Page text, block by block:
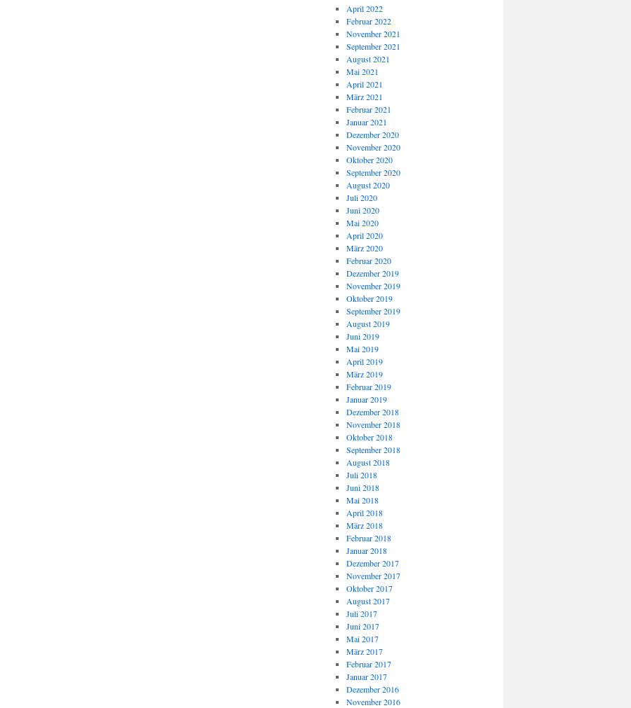
April 2022
Februar 2022
November 2021
September 2021
August 2021
Mai 2021
April 2021
März 2021
Februar 2021
Januar 2021
Dezember 2020
November 2020
Oktober 2020
September 2020
August 2020
Juli 2020
Juni 2020
Mai 2020
April 2020
März 2020
Februar 2020
Dezember 2019
November 2019
Oktober 2019
September 2019
August 2019
Juni 2019
Mai 2019
April 2019
März 2019
Februar 2019
Januar 2019
Dezember 2018
November 2018
Oktober 2018
September 2018
August 2018
Juli 2018
Juni 2018
Mai 2018
April 2018
März 2018
Februar 2018
Januar 2018
Dezember 2017
November 2017
Oktober 2017
August 2017
Juli 2017
Juni 2017
Mai 2017
März 2017
Februar 2017
Januar 2017
Dezember 2016
November 2016